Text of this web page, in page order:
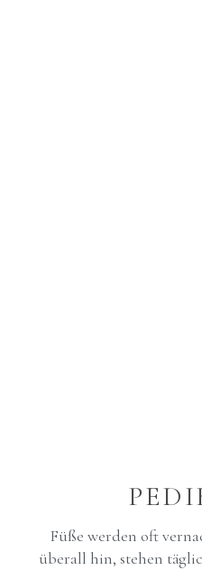
Füße werden oft
überall hin, stehen